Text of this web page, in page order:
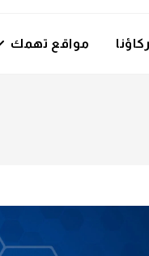
مواقع تهمك